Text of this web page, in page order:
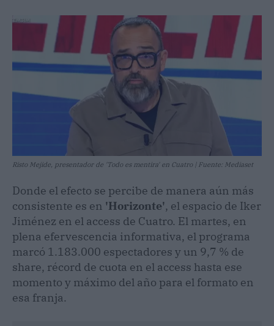
Risto Mejide, presentador de 'Todo es mentira' en Cuatro | Fuente: Mediaset
Donde el efecto se percibe de manera aún más
consistente es en 'Horizonte', el espacio de Iker
Jiménez en el access de Cuatro. El martes, en
plena efervescencia informativa, el programa
marcó 1.183.000 espectadores y un 9,7 % de
share, récord de cuota en el access hasta ese
momento y máximo del año para el formato en
esa franja.